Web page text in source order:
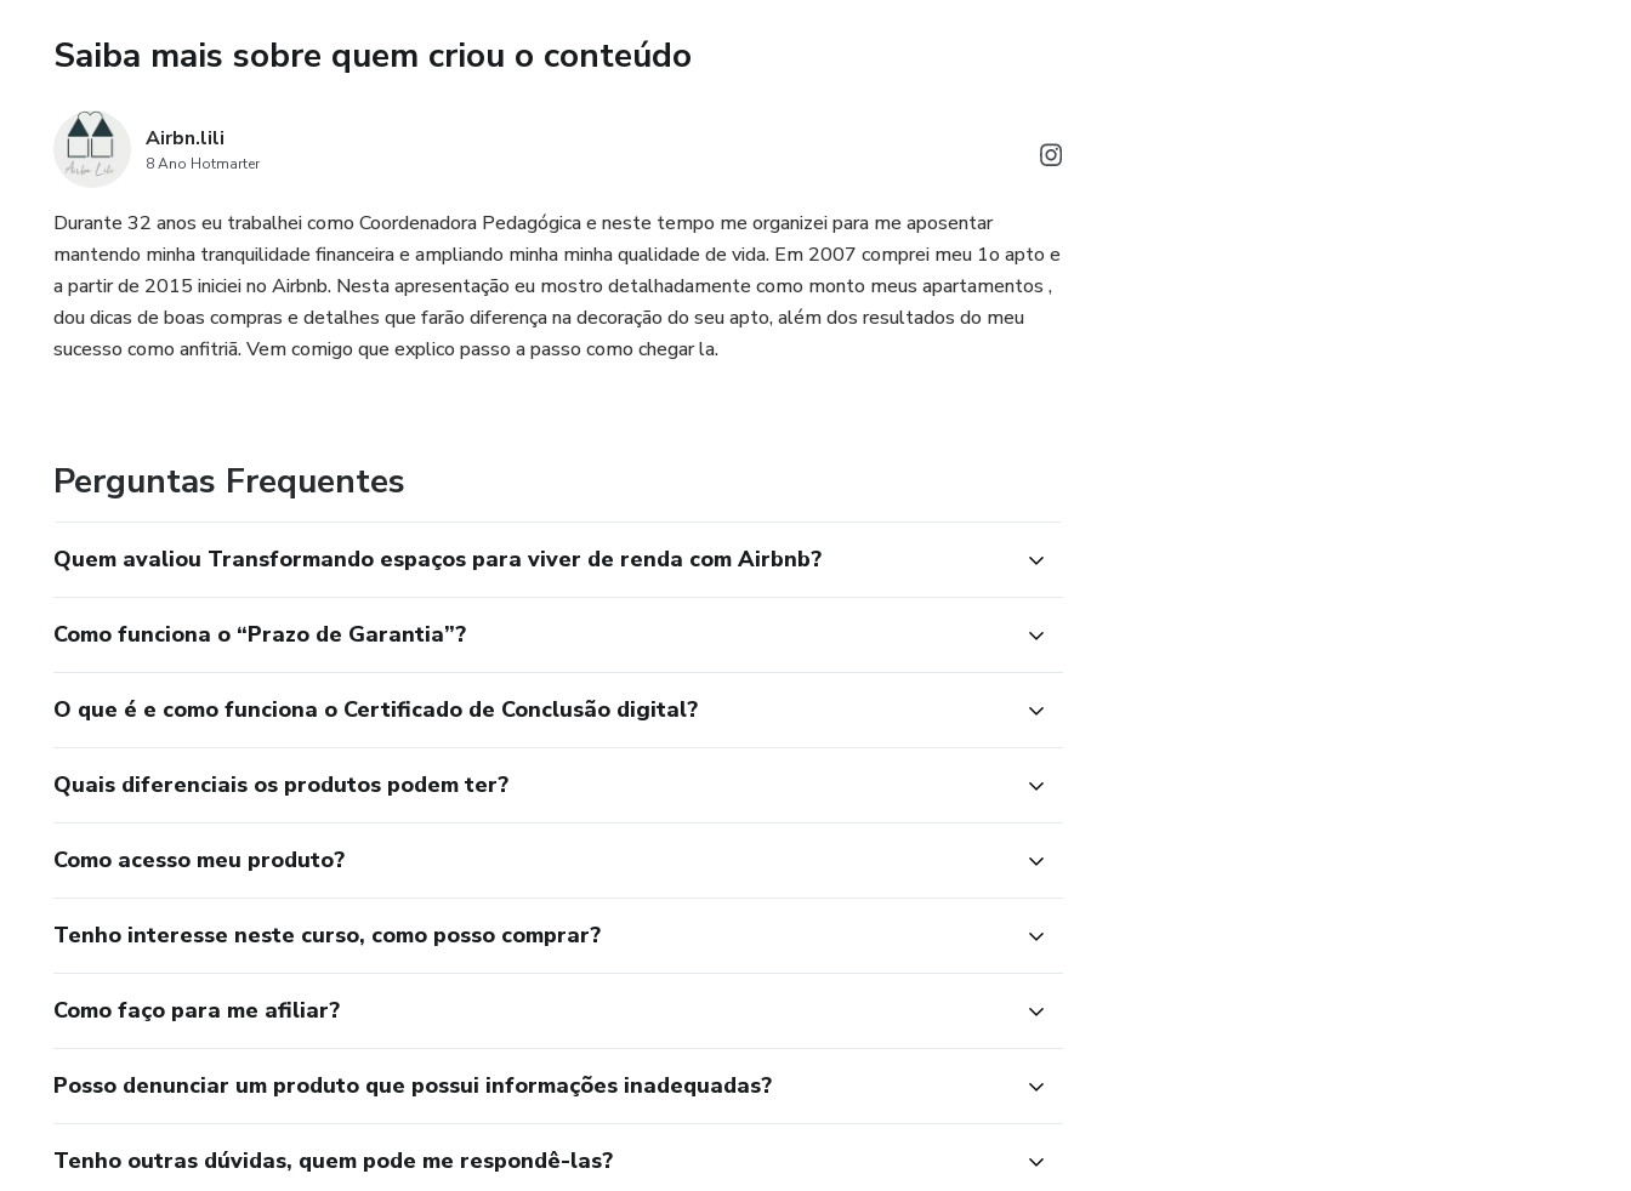
Saiba mais sobre quem criou o conteúdo
Airbn.lili
8 Ano Hotmarter
Durante 32 anos eu trabalhei como Coordenadora Pedagógica e neste tempo me organizei para me aposentar
mantendo minha tranquilidade financeira e ampliando minha minha qualidade de vida. Em 2007 comprei meu 1o apto e
a partir de 2015 iniciei no Airbnb. Nesta apresentação eu mostro detalhadamente como monto meus apartamentos ,
dou dicas de boas compras e detalhes que farão diferença na decoração do seu apto, além dos resultados do meu
sucesso como anfitriã. Vem comigo que explico passo a passo como chegar la.
Perguntas Frequentes
Quem avaliou Transformando espaços para viver de renda com Airbnb?
Como funciona o “Prazo de Garantia”?
O que é e como funciona o Certificado de Conclusão digital?
Quais diferenciais os produtos podem ter?
Como acesso meu produto?
Tenho interesse neste curso, como posso comprar?
Como faço para me afiliar?
Posso denunciar um produto que possui informações inadequadas?
Tenho outras dúvidas, quem pode me respondê-las?